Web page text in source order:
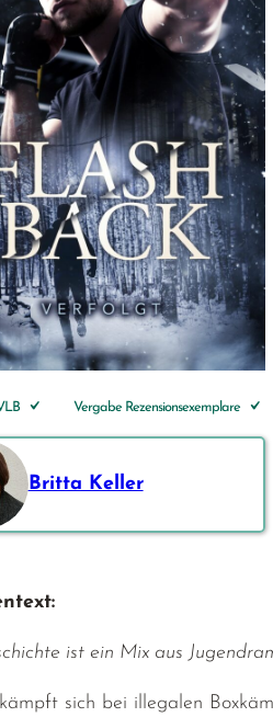
Vergabe Rezensionsexemplare
Britta Keller
ist ein Mix aus
sich bei illegalen